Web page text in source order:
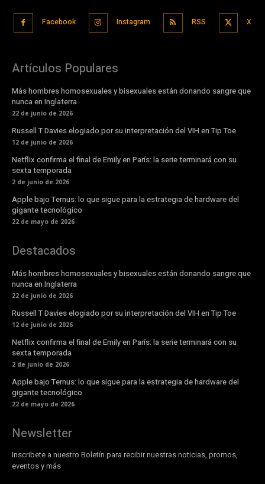
Facebook Instagram RSS X
Artículos Populares
Más hombres homosexuales y bisexuales están donando sangre que
nunca en Inglaterra
22 de junio de 2026
Russell T Davies elogiado por su interpretación del VIH en Tip Toe
12 de junio de 2026
Netflix confirma el final de Emily en París: la serie terminará con su
sexta temporada
2 de junio de 2026
Apple bajo Ternus: lo que sigue para la estrategia de hardware del
gigante tecnológico
22 de mayo de 2026
Destacados
Más hombres homosexuales y bisexuales están donando sangre que
nunca en Inglaterra
22 de junio de 2026
Russell T Davies elogiado por su interpretación del VIH en Tip Toe
12 de junio de 2026
Netflix confirma el final de Emily en París: la serie terminará con su
sexta temporada
2 de junio de 2026
Apple bajo Ternus: lo que sigue para la estrategia de hardware del
gigante tecnológico
22 de mayo de 2026
Newsletter
Inscribete a nuestro Boletín para recibir nuestras noticias, promos,
eventos y más